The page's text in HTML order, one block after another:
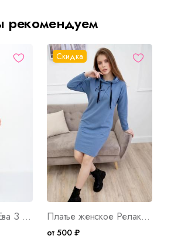
рекомендуем
Платье женское Ева З Арт. 9373
Скидка
Платье женское Релакс И Арт. 7890
от 500 ₽